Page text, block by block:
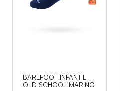
BAREFOOT INFANTIL
OLD SCHOOL MARINO